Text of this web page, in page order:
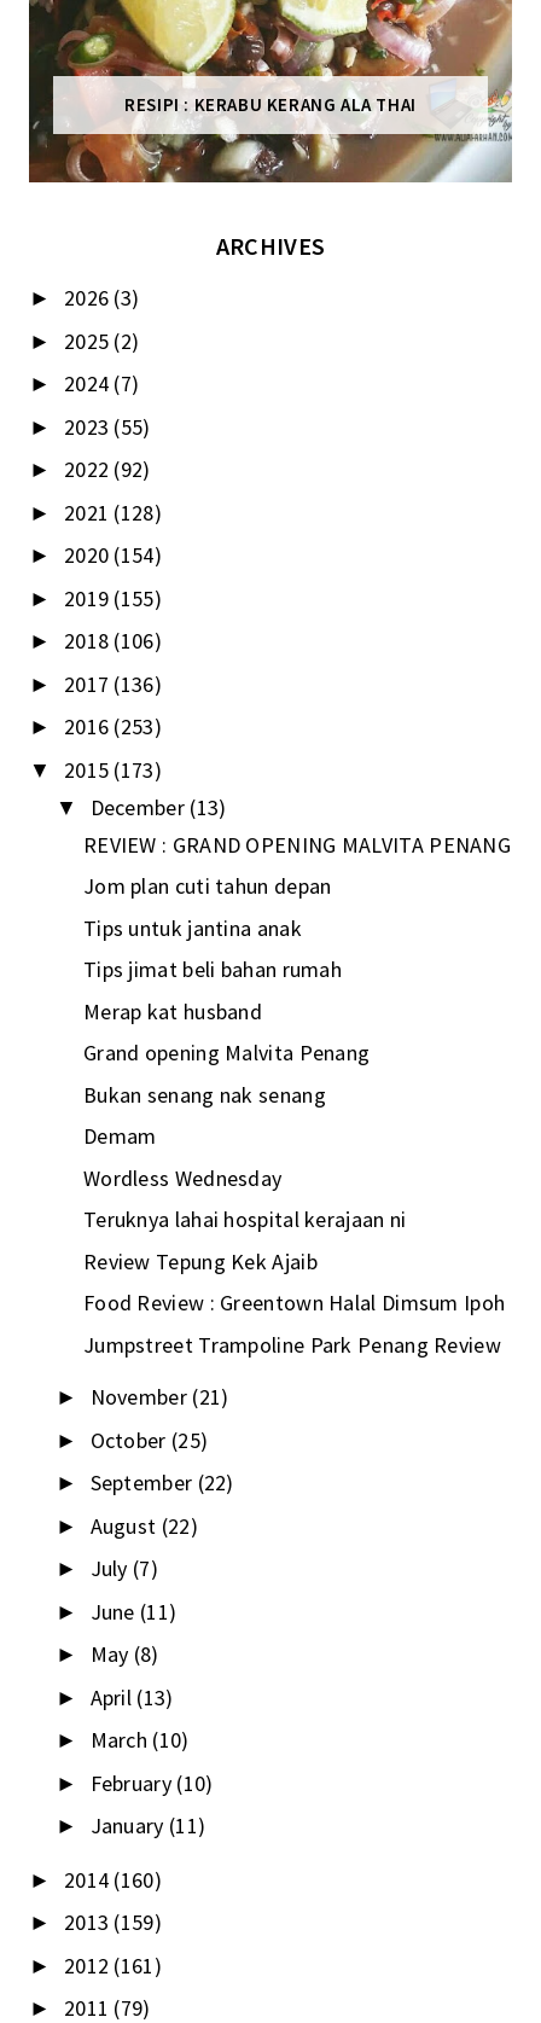
RESIPI : KERABU KERANG ALA THAI
ARCHIVES
► 2026 (3)
► 2025 (2)
► 2024 (7)
► 2023 (55)
► 2022 (92)
► 2021 (128)
► 2020 (154)
► 2019 (155)
► 2018 (106)
► 2017 (136)
► 2016 (253)
▼ 2015 (173)
▼ December (13)
REVIEW : GRAND OPENING MALVITA PENANG
Jom plan cuti tahun depan
Tips untuk jantina anak
Tips jimat beli bahan rumah
Merap kat husband
Grand opening Malvita Penang
Bukan senang nak senang
Demam
Wordless Wednesday
Teruknya lahai hospital kerajaan ni
Review Tepung Kek Ajaib
Food Review : Greentown Halal Dimsum Ipoh
Jumpstreet Trampoline Park Penang Review
► November (21)
► October (25)
► September (22)
► August (22)
► July (7)
► June (11)
► May (8)
► April (13)
► March (10)
► February (10)
► January (11)
► 2014 (160)
► 2013 (159)
► 2012 (161)
► 2011 (79)